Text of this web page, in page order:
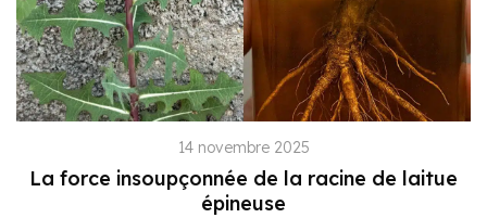
14 novembre 2025
La force insoupçonnée de la racine de laitue
épineuse